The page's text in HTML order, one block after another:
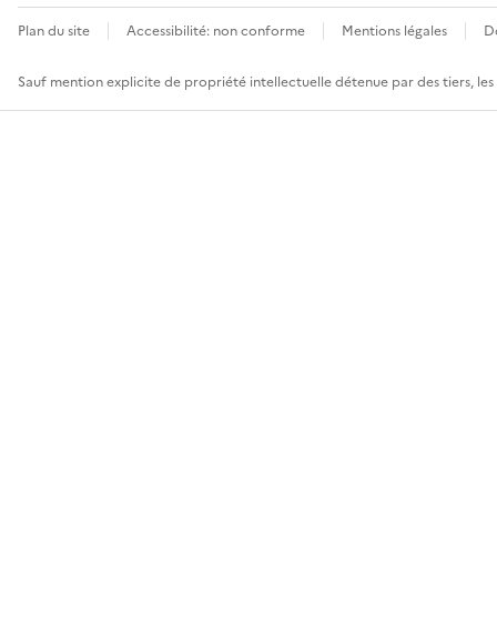
Plan du site Accessibilité: non conforme Mentions légales
Sauf mention explicite de propriété intellectuelle détenue par des tiers,